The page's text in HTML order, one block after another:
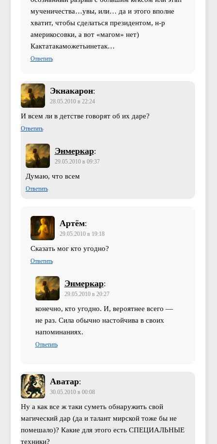
мученичества…увы, или… да и этого вполне
хватит, чтобы сделаться президентом, н-р
америкосовки, а вот «магом» нет)
Кактатакаможетьинетак…
Ответить
Экнакарон:
28.05.2010 в 22:24
И всем ли в детстве говорят об их даре?
Ответить
Энмеркар:
29.05.2010 в 09:37
Думаю, что всем
Ответить
Артём:
29.05.2010 в 19:18
Сказать мог кто угодно?
Ответить
Энмеркар:
29.05.2010 в 20:27
конечно, кто угодно. И, вероятнее всего —
не раз. Сила обычно настойчива в своих
напоминаниях.
Ответить
Аватар:
30.05.2010 в 00:08
Ну а как все ж таки суметь обнаружить свой
магический дар (да и талант мирской тоже бы не
помешало)? Какие для этого есть СПЕЦИАЛЬНЫЕ
техники?